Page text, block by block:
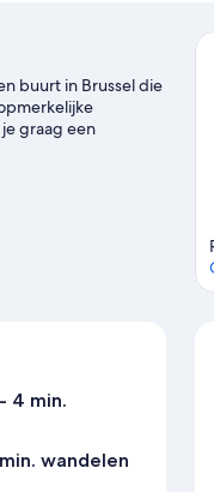
buurt in Brussel die
graag een
4 min.
wandelen